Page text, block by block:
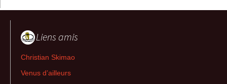
Liens amis
Christian Skimao
Venus d’ailleurs